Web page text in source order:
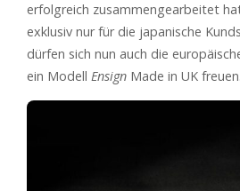
erfolgreich zusammengearbeitet
exklusiv nur für die japanische
dürfen sich nun auch die
ein Modell Ensign Made in UK freuen.